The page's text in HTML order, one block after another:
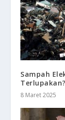
Sampah
Terlupakan?
8 Maret 2025